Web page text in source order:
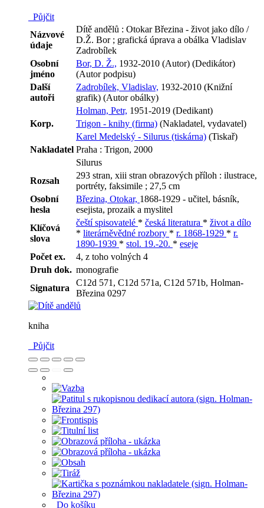
Půjčit
Názvové
údaje
Dítě andělů : Otokar Březina - život jako dílo /
D.Ž. Bor ; grafická úprava a obálka Vladislav
Zadrobílek
Osobní
jméno
Bor, D. Ž., 1932-2010 (Autor) (Dedikátor)
(Autor podpisu)
Další
autoři
Zadrobílek, Vladislav, 1932-2010 (Knižní
grafik) (Autor obálky)
Holman, Petr, 1951-2019 (Dedikant)
Korp.
Trigon - knihy (firma) (Nakladatel, vydavatel)
Karel Medelský - Silurus (tiskárna) (Tiskař)
Nakladatel Praha : Trigon, 2000
Silurus
Rozsah
293 stran, xiii stran obrazových příloh : ilustrace,
portréty, faksimile ; 27,5 cm
Osobní
hesla
Březina, Otokar, 1868-1929 - učitel, básník,
esejista, prozaik a myslitel
Klíčová
slova
čeští spisovatelé * česká literatura * život a dílo
* literárněvědné rozbory * r. 1868-1929 * r.
1890-1939 * stol. 19.-20. * eseje
Počet ex.
4, z toho volných 4
Druh dok. monografie
Signatura
C12d 571, C12d 571a, C12d 571b, Holman-
Březina 0297
kniha
Půjčit
Do košíku